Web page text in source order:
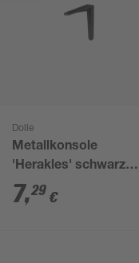
Dolle
Metallkonsole
'Herakles' schwarz
190 x 165 mm
7,29 €